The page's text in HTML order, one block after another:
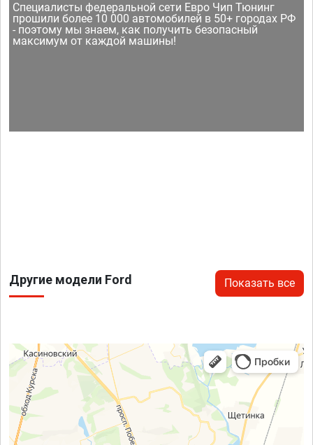
Специалисты федеральной сети Евро Чип Тюнинг
прошили более 10 000 автомобилей в 50+ городах РФ
- поэтому мы знаем, как получить безопасный
максимум от каждой машины!
Другие модели Ford Показать все